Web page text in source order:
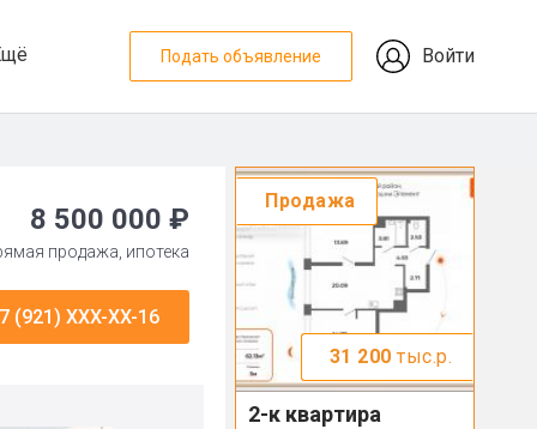
Подать объявление Войти
8 500 000 ₽
продажа, ипотека
(921) XXX-XX-16
Продажа
31 200 тыс.р.
2-к квартира